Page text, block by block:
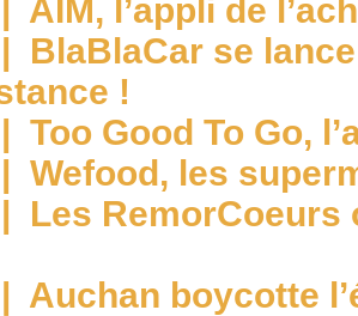
| AIM, l’appli de
| BlaBlaCar se
!
| Too Good To Go,
| Wefood, les
| Les RemorCoeurs
| Auchan boycotte